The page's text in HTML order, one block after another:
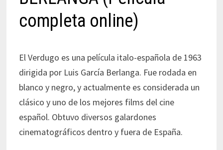
completa online)
El Verdugo es una película italo-española de 1963
dirigida por Luis García Berlanga. Fue rodada en
blanco y negro, y actualmente es considerada un
clásico y uno de los mejores films del cine
español. Obtuvo diversos galardones
cinematográficos dentro y fuera de España.